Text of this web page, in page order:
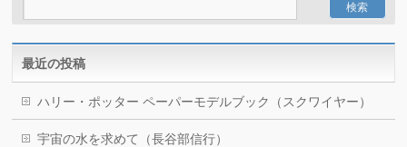
最近の投稿
ハリー・ポッター ペーパーモデルブック（スクワイヤー）
宇宙の水を求めて（長谷部信行）